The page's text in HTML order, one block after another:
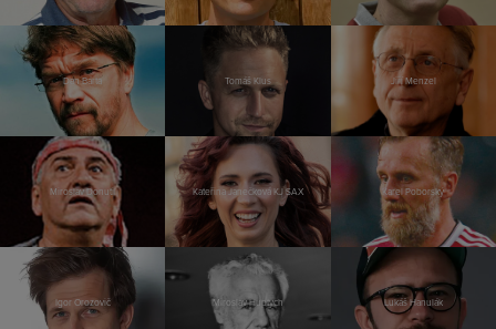
Dan Bárta Tomáš Klus Jiří Menzel
Miroslav Donutil Kateřina Janečková KJ SAX Karel Poborský
Igor Orozovič Miroslav Huptych Lukáš Hanulák